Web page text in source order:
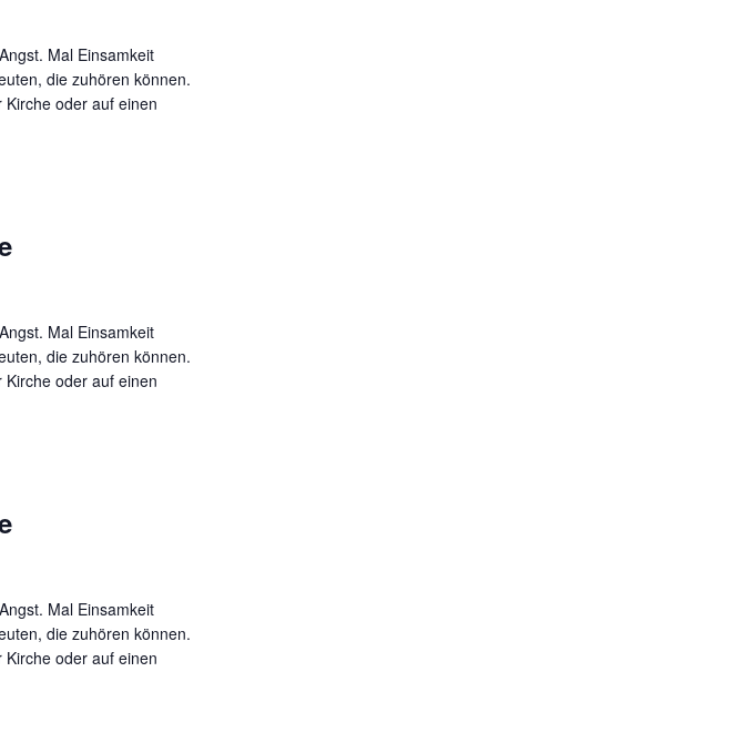
Mal Einsamkeit
die zuhören können.
oder auf einen
Mal Einsamkeit
die zuhören können.
oder auf einen
Mal Einsamkeit
die zuhören können.
oder auf einen